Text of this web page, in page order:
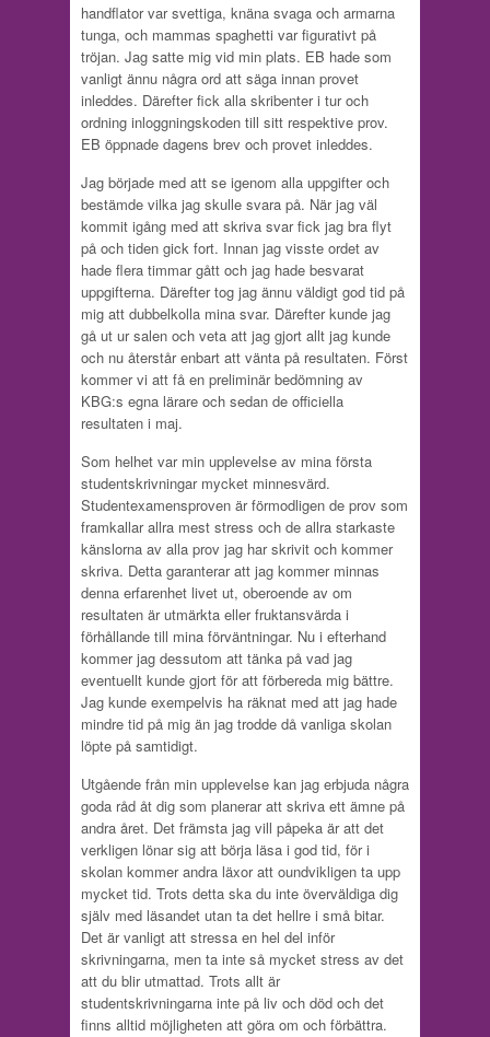
handflator var svettiga, knäna svaga och armarna
tunga, och mammas spaghetti var figurativt på
tröjan. Jag satte mig vid min plats. EB hade som
vanligt ännu några ord att säga innan provet
inleddes. Därefter fick alla skribenter i tur och
ordning inloggningskoden till sitt respektive prov.
EB öppnade dagens brev och provet inleddes.
Jag började med att se igenom alla uppgifter och
bestämde vilka jag skulle svara på. När jag väl
kommit igång med att skriva svar fick jag bra flyt
på och tiden gick fort. Innan jag visste ordet av
hade flera timmar gått och jag hade besvarat
uppgifterna. Därefter tog jag ännu väldigt god tid på
mig att dubbelkolla mina svar. Därefter kunde jag
gå ut ur salen och veta att jag gjort allt jag kunde
och nu återstår enbart att vänta på resultaten. Först
kommer vi att få en preliminär bedömning av
KBG:s egna lärare och sedan de officiella
resultaten i maj.
Som helhet var min upplevelse av mina första
studentskrivningar mycket minnesvärd.
Studentexamensproven är förmodligen de prov som
framkallar allra mest stress och de allra starkaste
känslorna av alla prov jag har skrivit och kommer
skriva. Detta garanterar att jag kommer minnas
denna erfarenhet livet ut, oberoende av om
resultaten är utmärkta eller fruktansvärda i
förhållande till mina förväntningar. Nu i efterhand
kommer jag dessutom att tänka på vad jag
eventuellt kunde gjort för att förbereda mig bättre.
Jag kunde exempelvis ha räknat med att jag hade
mindre tid på mig än jag trodde då vanliga skolan
löpte på samtidigt.
Utgående från min upplevelse kan jag erbjuda några
goda råd åt dig som planerar att skriva ett ämne på
andra året. Det främsta jag vill påpeka är att det
verkligen lönar sig att börja läsa i god tid, för i
skolan kommer andra läxor att oundvikligen ta upp
mycket tid. Trots detta ska du inte överväldiga dig
själv med läsandet utan ta det hellre i små bitar.
Det är vanligt att stressa en hel del inför
skrivningarna, men ta inte så mycket stress av det
att du blir utmattad. Trots allt är
studentskrivningarna inte på liv och död och det
finns alltid möjligheten att göra om och förbättra.